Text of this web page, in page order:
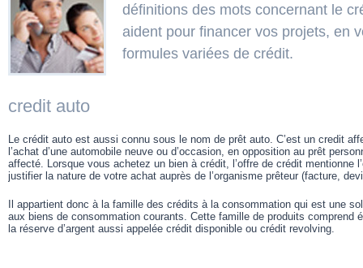
définitions des mots concernant le
aident pour financer vos projets, en
formules variées de crédit.
credit auto
Le crédit auto est aussi connu sous le nom de prêt auto. C’est un credit
l’achat d’une automobile neuve ou d’occasion, en opposition au prêt
affecté. Lorsque vous achetez un bien à crédit, l’offre de crédit mentionne
justifier la nature de votre achat auprès de l’organisme prêteur (facture,
Il appartient donc à la famille des crédits à la consommation qui est une
aux biens de consommation courants. Cette famille de produits comprend
la réserve d’argent aussi appelée crédit disponible ou crédit revolving.